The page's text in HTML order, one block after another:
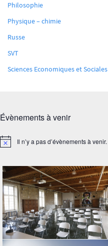
Philosophie
Physique – chimie
Russe
SVT
Sciences Economiques et Sociales
Évènements à venir
Notice Il n’y a pas d’évènements à venir.